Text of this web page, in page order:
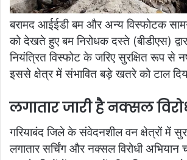
बरामद आईईडी बम और अन्य विस्फोटक
को देखते हुए बम निरोधक दस्ते (बीडीएस)
नियंत्रित विस्फोट के जरिए सुरक्षित रूप से
इससे क्षेत्र में संभावित बड़े खतरे को टाल
लगातार जारी है नक्सल
गरियाबंद जिले के संवेदनशील वन क्षेत्रों में
लगातार सर्चिंग और नक्सल विरोधी अभियान